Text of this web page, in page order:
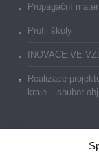
Propagační
Profil školy
INOVACE VE
Realizace
kraje – soubor